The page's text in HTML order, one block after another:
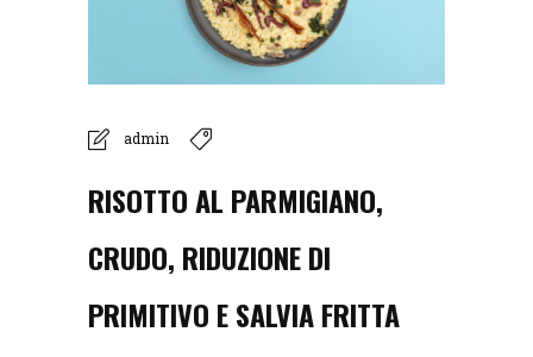
admin
RISOTTO AL PARMIGIANO,
CRUDO, RIDUZIONE DI
PRIMITIVO E SALVIA FRITTA